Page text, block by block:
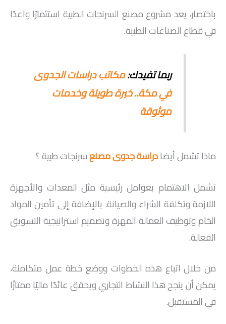
باختصار، يعد مشروع مصنع السرنجات الطبية استثمارًا واعدًا
في قطاع الصناعات الطبية.
ربما تفيدك:مكاتب دراسات الجدوى
في مكة.. خبرة طويلة وخدمات
موثوقة
ماذا تشمل أيضادراسة جدوى مصنعسرنجات طبية ؟
تشمل الاهتمام بعوامل رئيسية مثل المعدات والأجهزة
اللازمة وتكلفة الشراء والصيانة. بالإضافة إلى تأمين المواد
الخام وتوظيف العمالة المهرة وتصميم استراتيجية التسويق
الفعالة.
من خلال اتباع هذه الخطوات ووضع خطة عمل متكاملة،
يمكن أن ينجح هذا النشاط التجاري ويحقق عائدًا ماليًا ممتازًا
في المستقبل.